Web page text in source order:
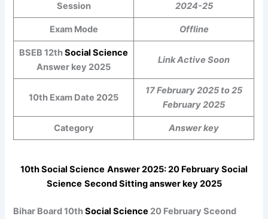
Session 2024-25
Exam Mode Offline
BSEB 12thSocial Science
Answer key 2025
Link Active Soon
10th Exam Date 2025
17 February 2025 to 25
February 2025
Category Answer key
10thSocial Science Answer 2025: 20 FebruarySocial
Science Second Sitting answer key 2025
Bihar Board 10thSocial Science 20 February Sceond